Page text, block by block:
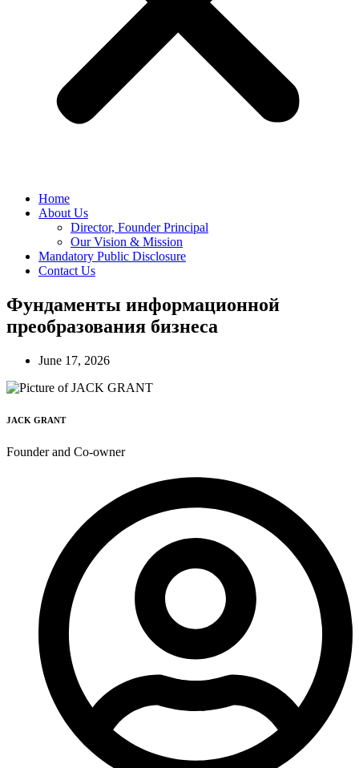
Home
About Us
Director, Founder Principal
Our Vision & Mission
Mandatory Public Disclosure
Contact Us
Фундаменты информационной
преобразования бизнеса
June 17, 2026
JACK GRANT
Founder and Co-owner